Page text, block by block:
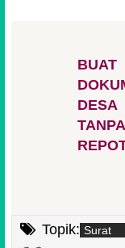
BUAT
DESA
TANPA
Topik: Surat